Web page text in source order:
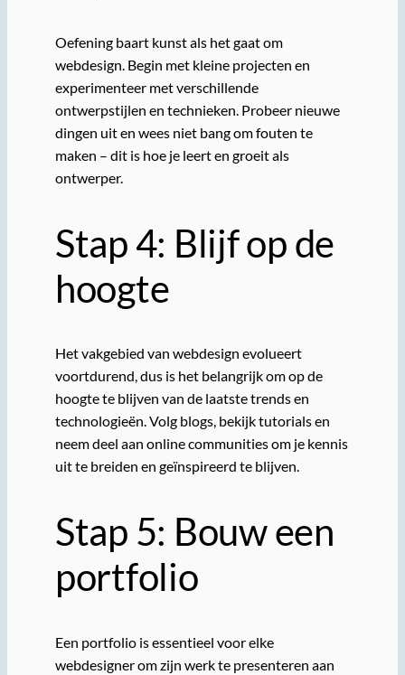
Oefening baart kunst als het gaat om
webdesign. Begin met kleine projecten en
experimenteer met verschillende
ontwerpstijlen en technieken. Probeer nieuwe
dingen uit en wees niet bang om fouten te
maken – dit is hoe je leert en groeit als
ontwerper.
Stap 4: Blijf op de
hoogte
Het vakgebied van webdesign evolueert
voortdurend, dus is het belangrijk om op de
hoogte te blijven van de laatste trends en
technologieën. Volg blogs, bekijk tutorials en
neem deel aan online communities om je kennis
uit te breiden en geïnspireerd te blijven.
Stap 5: Bouw een
portfolio
Een portfolio is essentieel voor elke
webdesigner om zijn werk te presenteren aan